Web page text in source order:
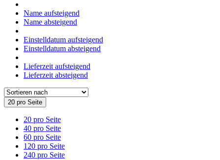
Name aufsteigend
Name absteigend
Einstelldatum aufsteigend
Einstelldatum absteigend
Lieferzeit aufsteigend
Lieferzeit absteigend
20 pro Seite
20 pro Seite
40 pro Seite
60 pro Seite
120 pro Seite
240 pro Seite